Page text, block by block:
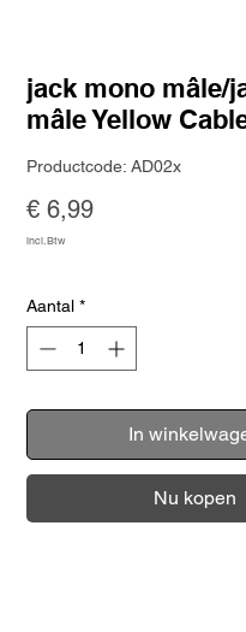
jack mono mâle/
mâle Yellow
Productcode: AD02x
€ 6,99Prijs
incl.Btw
Aantal *
In
Nu kopen